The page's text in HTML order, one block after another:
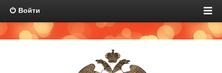
Войти